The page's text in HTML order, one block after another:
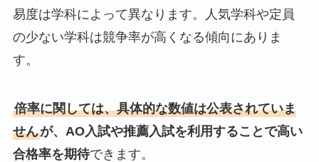
易度は学科によって異なります。人気学科や定員
の少ない学科は競争率が高くなる傾向にありま
す。
倍率に関しては、具体的な数値は公表されていま
せんが、AO入試や推薦入試を利用することで高い
合格率を期待できます。